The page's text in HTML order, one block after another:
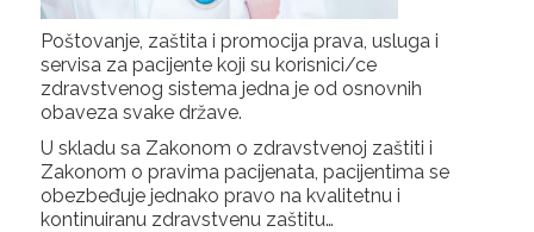
Poštovanje, zaštita i promocija prava, usluga i
servisa za pacijente koji su korisnici/ce
zdravstvenog sistema jedna je od osnovnih
obaveza svake države.
U skladu sa Zakonom o zdravstvenoj zaštiti i
Zakonom o pravima pacijenata, pacijentima se
obezbeđuje jednako pravo na kvalitetnu i
kontinuiranu zdravstvenu zaštitu…